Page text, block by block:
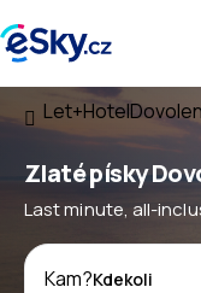
Let+Hotel
Zlaté písky
Last minute, all-
Kam?